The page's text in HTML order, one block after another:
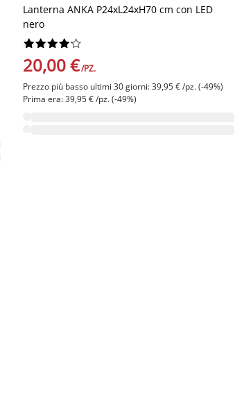
Lanterna ANKA P24xL24xH70 cm con LED
nero






20,00 €/PZ.
Prezzo più basso ultimi 30 giorni: 39,95 € /pz. (-49%)
Prima era: 39,95 € /pz. (-49%)